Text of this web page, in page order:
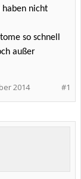
haben nicht
so schnell
außer
#1
2014